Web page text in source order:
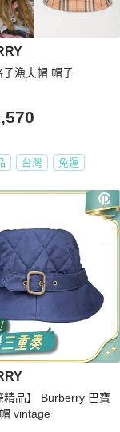
漁夫帽 帽子
台灣 免運
精品】 Burberry 巴寶
vintage